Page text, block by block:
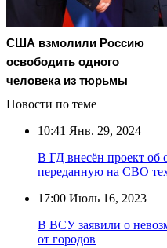
США взмолили Россию
освободить одного
человека из тюрьмы
Новости по теме
10:41 Янв. 29, 2024
В ГД внесён проект об
переданную на СВО
17:00 Июль 16, 2023
В ВСУ заявили о
от городов